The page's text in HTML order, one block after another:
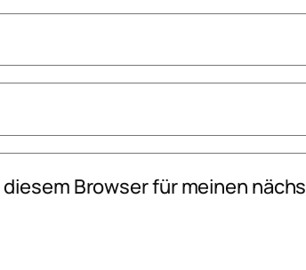
Browser für meinen